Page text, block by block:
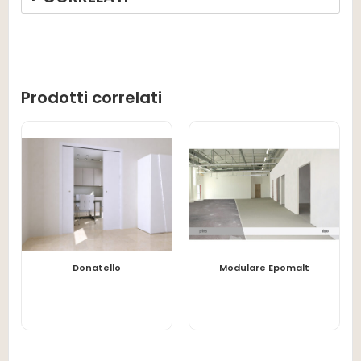
Prodotti correlati
LEGGI TUTTO
Donatello LEGGI TUTTO
Modulare Epomalt